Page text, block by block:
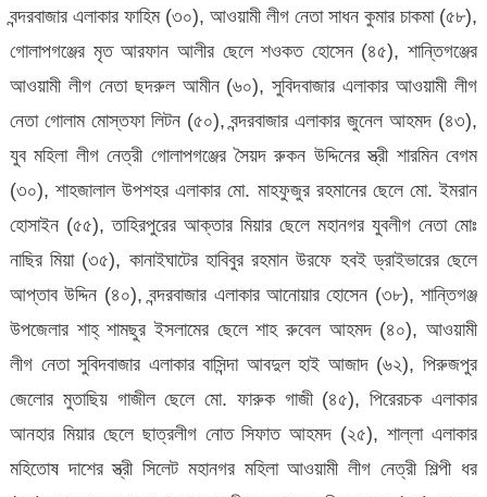
বন্দরবাজার এলাকার ফাহিম (৩০), আওয়ামী লীগ নেতা সাধন কুমার চাকমা (৫৮),
গোলাপগঞ্জের মৃত আরফান আলীর ছেলে শওকত হোসেন (৪৫), শান্তিগঞ্জের
আওয়ামী লীগ নেতা ছদরুল আমীন (৬০), সুবিদবাজার এলাকার আওয়ামী লীগ
নেতা গোলাম মোস্তফা লিটন (৫০), বন্দরবাজার এলাকার জুনেল আহমদ (৪৩),
যুব মহিলা লীগ নেত্রী গোলাপগঞ্জের সৈয়দ রুকন উদ্দিনের স্ত্রী শারমিন বেগম
(৩০), শাহজালাল উপশহর এলাকার মো. মাহফুজুর রহমানের ছেলে মো. ইমরান
হোসাইন (৫৫), তাহিরপুরের আক্তার মিয়ার ছেলে মহানগর যুবলীগ নেতা মোঃ
নাছির মিয়া (৩৫), কানাইঘাটের হাবিবুর রহমান উরফে হবই ড্রাইভারের ছেলে
আপ্তাব উদ্দিন (৪০), বন্দরবাজার এলাকার আনোয়ার হোসেন (৩৮), শান্তিগঞ্জ
উপজেলার শাহ্ শামছুর ইসলামের ছেলে শাহ রুবেল আহমদ (৪০), আওয়ামী
লীগ নেতা সুবিদবাজার এলাকার বাসিন্দা আবদুল হাই আজাদ (৬২), পিরুজপুর
জেলোর মুতাছিয় গাজীল ছেলে মো. ফারুক গাজী (৪৫), পিরেরচক এলাকার
আনহার মিয়ার ছেলে ছাত্রলীগ নোত সিফাত আহমদ (২৫), শাল্লা এলাকার
মহিতোষ দাশের স্ত্রী সিলেট মহানগর মহিলা আওয়ামী লীগ নেত্রী শিল্পী ধর